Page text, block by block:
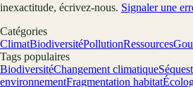
inexactitude, écrivez-nous. Signaler une
Catégories
ClimatBiodiversitéPollutionRessources
Tags populaires
BiodiversitéChangement climatique
environnementFragmentation habitat